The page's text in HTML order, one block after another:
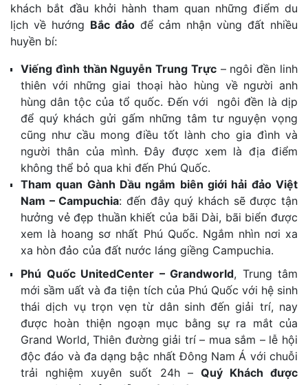
khách bắt đầu khởi hành tham quan những điểm du
lịch về hướng Bắc đảo để cảm nhận vùng đất nhiều
huyền bí:
Viếng đình thần Nguyễn Trung Trực– ngôi đền linh
thiên với những giai thoại hào hùng về người anh
hùng dân tộc của tổ quốc. Đến với ngôi đền là dịp
để quý khách gửi gấm những tâm tư nguyện vọng
cũng như cầu mong điều tốt lành cho gia đình và
người thân của mình. Đây được xem là địa điểm
không thể bỏ qua khi đến Phú Quốc.
Tham quan Gành Dầu ngắm biên giới hải đảo Việt
Nam – Campuchia: đến đây quý khách sẽ được tận
hưởng vẻ đẹp thuần khiết của bãi Dài, bãi biển được
xem là hoang sơ nhất Phú Quốc. Ngắm nhìn nơi xa
xa hòn đảo của đất nước láng giềng Campuchia.
Phú Quốc UnitedCenter – Grandworld, Trung tâm
mới sầm uất và đa tiện tích của Phú Quốc với hệ sinh
thái dịch vụ trọn vẹn từ dân sinh đến giải trí, nay
được hoàn thiện ngoạn mục bằng sự ra mắt của
Grand World, Thiên đường giải trí – mua sắm – lễ hội
độc đáo và đa dạng bậc nhất Đông Nam Á với chuỗi
trải nghiệm xuyên suốt 24h – Quý Khách được